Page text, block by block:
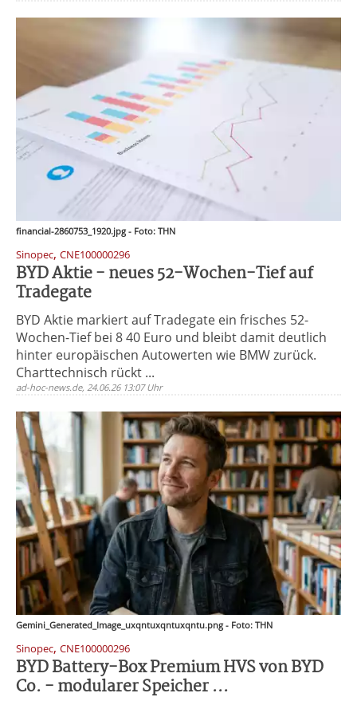
financial-2860753_1920.jpg - Foto: THN
Sinopec, CNE100000296
BYD Aktie - neues 52-Wochen-Tief auf
Tradegate
BYD Aktie markiert auf Tradegate ein frisches 52-
Wochen-Tief bei 8 40 Euro und bleibt damit deutlich
hinter europäischen Autowerten wie BMW zurück.
Charttechnisch rückt ...
ad-hoc-news.de, 24.06.26 13:07 Uhr
Gemini_Generated_Image_uxqntuxqntuxqntu.png - Foto: THN
Sinopec, CNE100000296
BYD Battery-Box Premium HVS von BYD
Co. - modularer Speicher ...